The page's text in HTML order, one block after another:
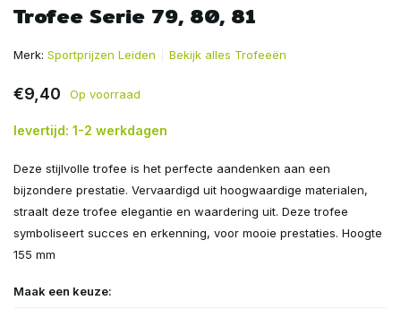
Trofee Serie 79, 80, 81
Merk: Sportprijzen Leiden Bekijk alles Trofeeën
€9,40 Op voorraad
levertijd: 1-2 werkdagen
Deze stijlvolle trofee is het perfecte aandenken aan een
bijzondere prestatie. Vervaardigd uit hoogwaardige materialen,
straalt deze trofee elegantie en waardering uit. Deze trofee
symboliseert succes en erkenning, voor mooie prestaties. Hoogte
155 mm
Maak een keuze: